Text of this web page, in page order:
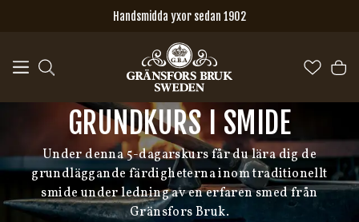
Handsmidda yxor sedan 1902
GRUNDKURS I SMIDE
Under denna 5-dagarskurs får du lära dig de
grundläggande färdigheterna inom traditionellt
smide under ledning av en erfaren smed från
Gränsfors Bruk.